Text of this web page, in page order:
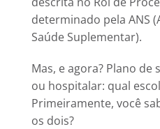
determinado pela ANS
Saúde Suplementar).
Mas, e agora? Plano
ou hospitalar: qual
Primeiramente, você
os dois?